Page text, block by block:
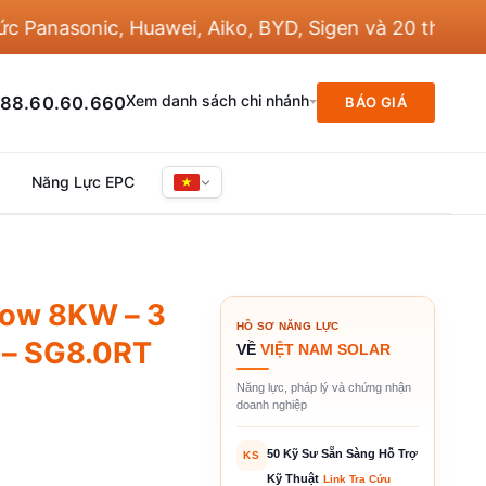
Huawei, Aiko, BYD, Sigen và 20 thương
Xem danh sách chi nhánh BÁO GIÁ
Năng Lực EPC
8KW – 3
SG8.0RT
HỒ SƠ NĂNG LỰC
VỀ VIỆT NAM SOLAR
Năng lực, pháp lý và chứng nhận
doanh nghiệp
KS
50 Kỹ Sư Sẵn Sàng Hỗ Trợ
Kỹ Thuật Link Tra Cứu